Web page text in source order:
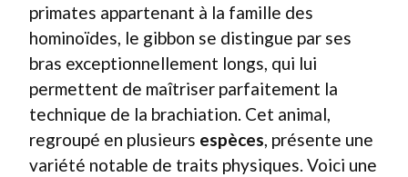
primates appartenant à la famille des
hominoïdes, le gibbon se distingue par ses
bras exceptionnellement longs, qui lui
permettent de maîtriser parfaitement la
technique de la brachiation. Cet animal,
regroupé en plusieurs espèces, présente une
variété notable de traits physiques. Voici une